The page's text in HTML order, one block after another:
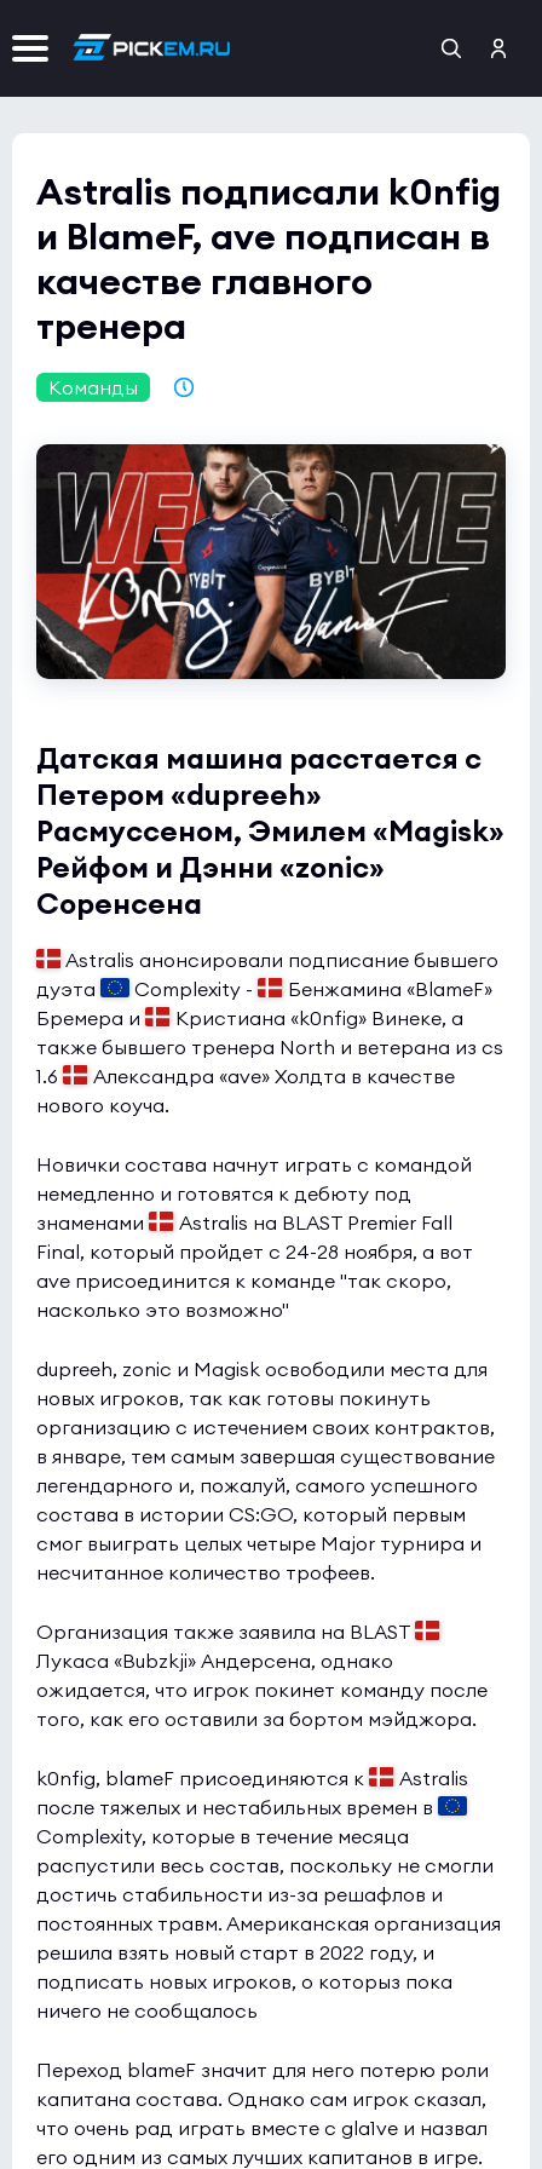
Astralis подписали k0nfig
и BlameF, ave подписан в
качестве главного
тренера
Команды
Датская машина расстается с
Петером «dupreeh»
Расмуссеном, Эмилем «Magisk»
Рейфом и Дэнни «zonic»
Соренсена
Astralis анонсировали подписание бывшего
дуэта
Complexity -
Бенжамина «BlameF»
Бремера и
Кристиана «k0nfig» Винеке, а
также бывшего тренера North и ветерана из cs
1.6
Александра «ave» Холдта в качестве
нового коуча.
Новички состава начнут играть с командой
немедленно и готовятся к дебюту под
знаменами
Astralis на BLAST Premier Fall
Final, который пройдет с 24-28 ноября, а вот
ave присоединится к команде "так скоро,
насколько это возможно"
dupreeh, zonic и Magisk освободили места для
новых игроков, так как готовы покинуть
организацию с истечением своих контрактов,
в январе, тем самым завершая существование
легендарного и, пожалуй, самого успешного
состава в истории CS:GO, который первым
смог выиграть целых четыре Major турнира и
несчитанное количество трофеев.
Организация также заявила на BLAST
Лукаса «Bubzkji» Андерсена, однако
ожидается, что игрок покинет команду после
того, как его оставили за бортом мэйджора.
k0nfig, blameF присоединяются к
Astralis
после тяжелых и нестабильных времен в
Complexity, которые в течение месяца
распустили весь состав, поскольку не смогли
достичь стабильности из-за решафлов и
постоянных травм. Американская организация
решила взять новый старт в 2022 году, и
подписать новых игроков, о которыз пока
ничего не сообщалось
Переход blameF значит для него потерю роли
капитана состава. Однако сам игрок сказал,
что очень рад играть вместе с gla1ve и назвал
его одним из самых лучших капитанов в игре.